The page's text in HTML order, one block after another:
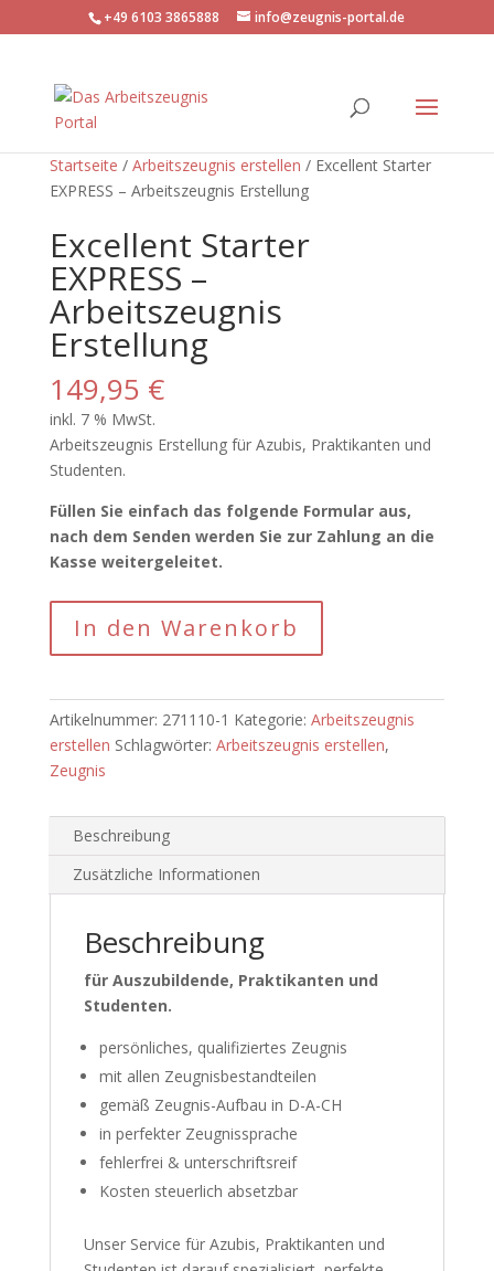
+49 6103 3865888 info@zeugnis-portal.de
Startseite / Arbeitszeugnis erstellen / Excellent Starter
EXPRESS – Arbeitszeugnis Erstellung
Excellent Starter
EXPRESS –
Arbeitszeugnis
Erstellung
149,95 €
inkl. 7 % MwSt.
Arbeitszeugnis Erstellung für Azubis, Praktikanten und
Studenten.
Füllen Sie einfach das folgende Formular aus,
nach dem Senden werden Sie zur Zahlung an die
Kasse weitergeleitet.
Starter
EXPRESS
Arbeitszeugnis
Erstellung
Menge
In den Warenkorb
Artikelnummer: 271110-1 Kategorie: Arbeitszeugnis
erstellen Schlagwörter: Arbeitszeugnis erstellen,
Zeugnis
Beschreibung
Zusätzliche Informationen
Beschreibung
für Auszubildende, Praktikanten und
Studenten.
persönliches, qualifiziertes Zeugnis
mit allen Zeugnisbestandteilen
gemäß Zeugnis-Aufbau in D-A-CH
in perfekter Zeugnissprache
fehlerfrei & unterschriftsreif
Kosten steuerlich absetzbar
Unser Service für Azubis, Praktikanten und